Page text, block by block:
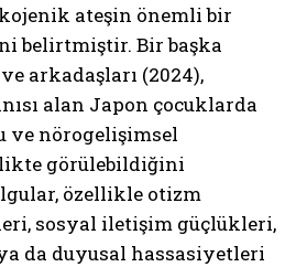
ateşin önemli bir
belirtmiştir. Bir başka
arkadaşları (2024),
alan Japon çocuklarda
ve nörogelişimsel
görülebildiğini
özellikle otizm
sosyal iletişim güçlükleri,
da duyusal hassasiyetleri